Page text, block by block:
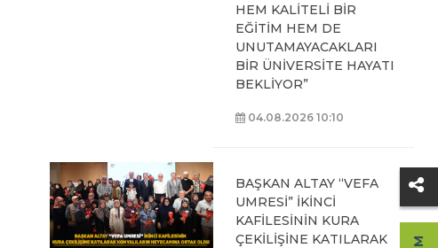
HEM KALİTELİ BİR
EĞİTİM HEM DE
UNUTAMAYACAKLARI
BİR ÜNİVERSİTE HAYATI
BEKLİYOR”
04.08.2026 10:10
BAŞKAN ALTAY “VEFA
UMRESİ” İKİNCİ
KAFİLESİNİN KURA
ÇEKİLİŞİNE KATILARAK